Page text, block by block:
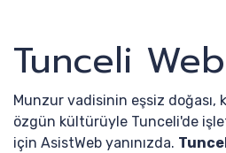
Tunceli
Munzur vadisinin eşsiz doğası,
özgün kültürüyle Tunceli'de
için AsistWeb yanınızda.